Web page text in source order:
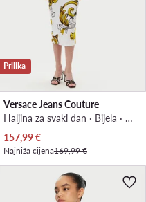
Prilika
Versace Jeans Couture
Haljina za svaki dan · Bijela · Midi
Trenutna cijena
157,99€
Najniža cijena169,99 €